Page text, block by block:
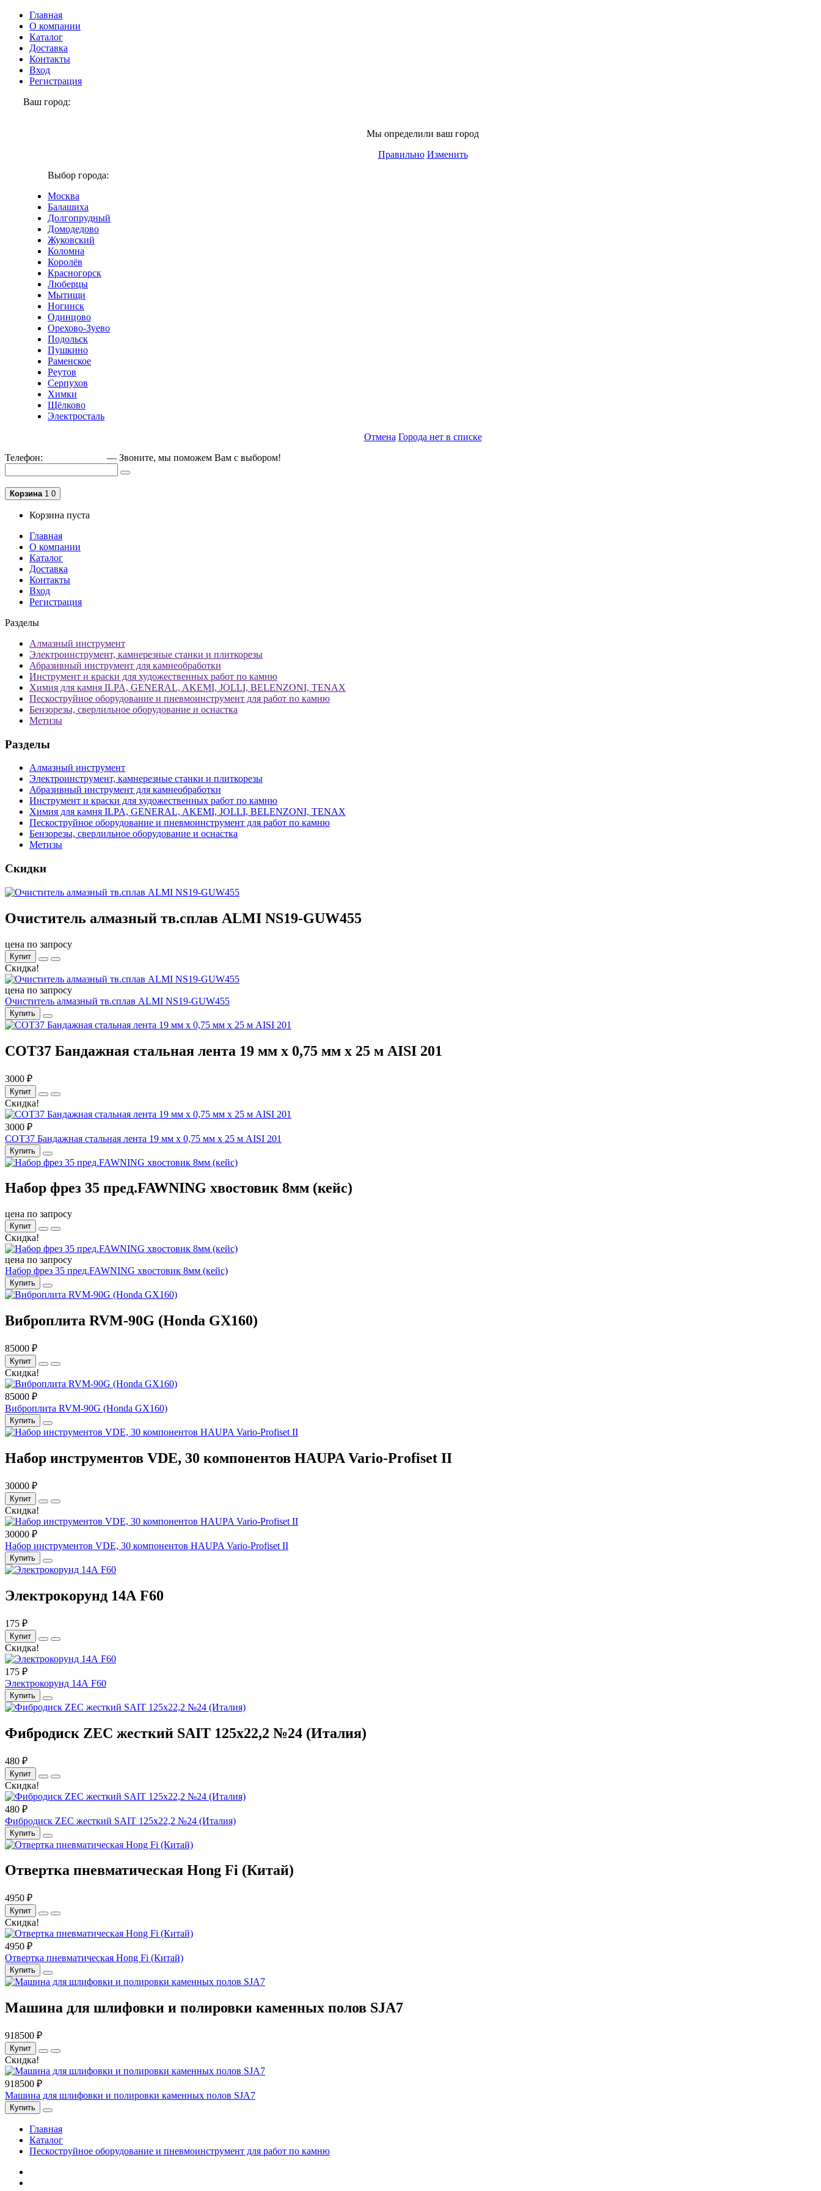
Главная
О компании
Каталог
Доставка
Контакты
Вход
Регистрация
Ваш город:
Мы определили ваш город
Правильно Изменить
Выбор города:
Москва
Балашиха
Долгопрудный
Домодедово
Жуковский
Коломна
Королёв
Красногорск
Люберцы
Мытищи
Ногинск
Одинцово
Орехово-Зуево
Подольск
Пушкино
Раменское
Реутов
Серпухов
Химки
Щёлково
Электросталь
Отмена Города нет в списке
Телефон:
— Звоните, мы поможем Вам с выбором!
Корзина 1 0
Корзина пуста
Главная
О компании
Каталог
Доставка
Контакты
Вход
Регистрация
Разделы
Алмазный инструмент
Электроинструмент, камнерезные станки и плиткорезы
Абразивный инструмент для камнеобработки
Инструмент и краски для художественных работ по камню
Химия для камня ILPA, GENERAL, AKEMI, JOLLI, BELENZONI, TENAX
Пескоструйное оборудование и пневмоинструмент для работ по камню
Бензорезы, сверлильное оборудование и оснастка
Метизы
Разделы
Алмазный инструмент
Электроинструмент, камнерезные станки и плиткорезы
Абразивный инструмент для камнеобработки
Инструмент и краски для художественных работ по камню
Химия для камня ILPA, GENERAL, AKEMI, JOLLI, BELENZONI, TENAX
Пескоструйное оборудование и пневмоинструмент для работ по камню
Бензорезы, сверлильное оборудование и оснастка
Метизы
Скидки
Очиститель алмазный тв.сплав ALMI NS19-GUW455
цена по запросу
Купит
Скидка!
цена по запросу
Очиститель алмазный тв.сплав ALMI NS19-GUW455
Купить
COT37 Бандажная стальная лента 19 мм x 0,75 мм x 25 м AISI 201
3000 ₽
Купит
Скидка!
3000 ₽
COT37 Бандажная стальная лента 19 мм x 0,75 мм x 25 м AISI 201
Купить
Набор фрез 35 пред.FAWNING хвостовик 8мм (кейс)
цена по запросу
Купит
Скидка!
цена по запросу
Набор фрез 35 пред.FAWNING хвостовик 8мм (кейс)
Купить
Виброплита RVM-90G (Honda GX160)
85000 ₽
Купит
Скидка!
85000 ₽
Виброплита RVM-90G (Honda GX160)
Купить
Набор инструментов VDE, 30 компонентов HAUPA Vario-Profiset II
30000 ₽
Купит
Скидка!
30000 ₽
Набор инструментов VDE, 30 компонентов HAUPA Vario-Profiset II
Купить
Электрокорунд 14А F60
175 ₽
Купит
Скидка!
175 ₽
Электрокорунд 14А F60
Купить
Фибродиск ZEC жесткий SAIT 125х22,2 №24 (Италия)
480 ₽
Купит
Скидка!
480 ₽
Фибродиск ZEC жесткий SAIT 125х22,2 №24 (Италия)
Купить
Отвертка пневматическая Hong Fi (Китай)
4950 ₽
Купит
Скидка!
4950 ₽
Отвертка пневматическая Hong Fi (Китай)
Купить
Машина для шлифовки и полировки каменных полов SJA7
918500 ₽
Купит
Скидка!
918500 ₽
Машина для шлифовки и полировки каменных полов SJA7
Купить
Главная
Каталог
Пескоструйное оборудование и пневмоинструмент для работ по камню